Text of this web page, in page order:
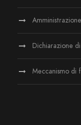
Dichiarazione
Meccanismo di